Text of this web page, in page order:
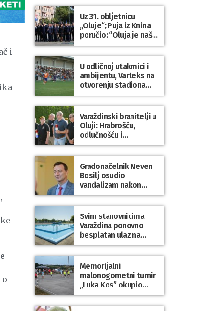
i
o
Uz 31. obljetnicu
„Oluje“; Puja iz Knina
poručio: “Oluja je naša
najveća pobjeda,
simbol slobode i
zajedništva!”
U odličnoj utakmici i
ambijentu, Varteks na
otvorenju stadiona
odigrao 1:1 s
Mariborom
Varaždinski branitelji u
Oluji: Hrabrošću,
odlučnošću i
zajedništvom do
slobodne Hrvatske!
Gradonačelnik Neven
Bosilj osudio
vandalizam nakon
utakmice NK Varaždin
– HNK Hajduk Split
Svim stanovnicima
Varaždina ponovno
besplatan ulaz na
Gradske bazene i
Gradsko kupalište na
Dravi
Memorijalni
malonogometni turnir
„Luka Kos” okupio
brojne ekipe i
posjetitelje u Sudovcu